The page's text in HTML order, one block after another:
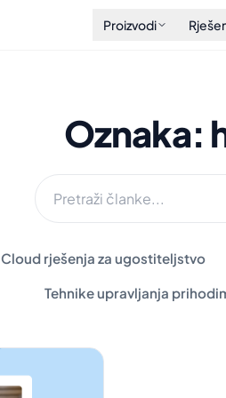
Proizvodi
Oznaka:
Cloud rješenja za ugostiteljstvo
Tehnike upravljanja